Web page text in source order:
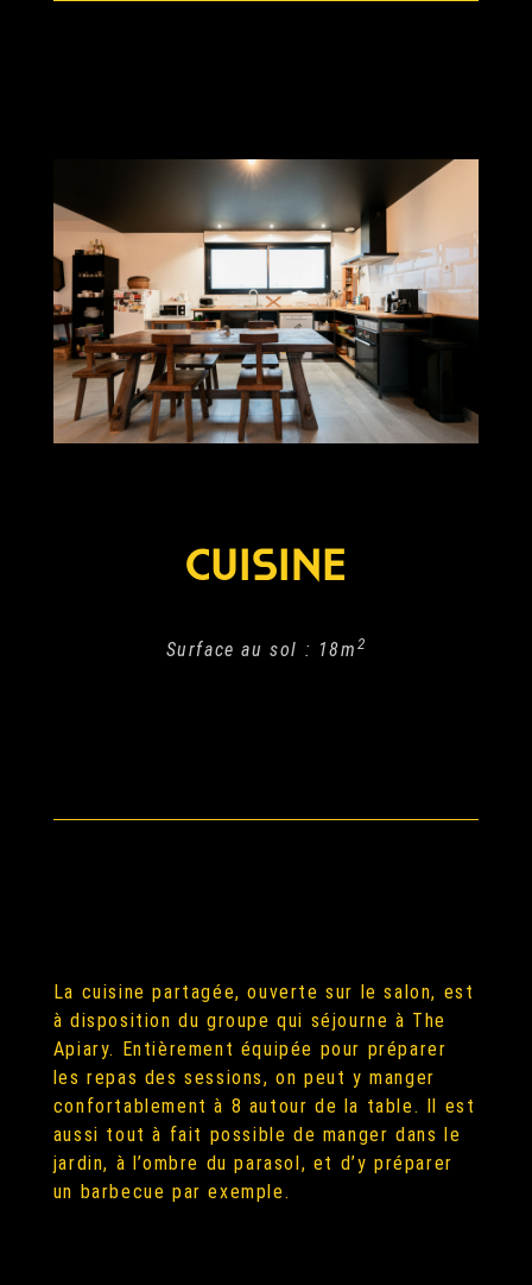
CUISINE
Surface au sol : 18m 2
La cuisine partagée, ouverte sur le salon, est
à disposition du groupe qui séjourne à The
Apiary. Entièrement équipée pour préparer
les repas des sessions, on peut y manger
confortablement à 8 autour de la table. Il est
aussi tout à fait possible de manger dans le
jardin, à l’ombre du parasol, et d’y préparer
un barbecue par exemple.